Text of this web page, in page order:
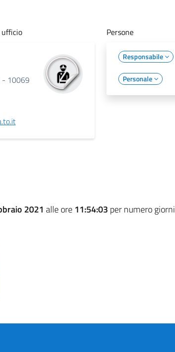
ufficio
- 10069
Persone
Responsabile
Personale
2021 alle ore11:54:03 per numero giorni